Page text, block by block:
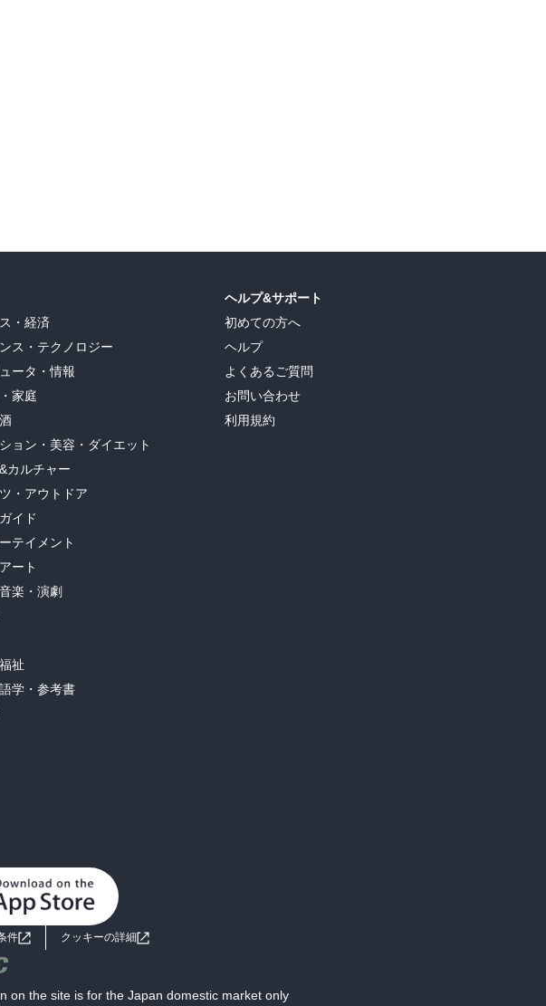
・経済
ス・テクノロジー
ータ・情報
家庭
ョン・美容・ダイエット
カルチャー
・アウトドア
イド
テイメント
ート
楽・演劇
祉
学・参考書
ヘルプ&サポート
初めての方へ
ヘルプ
よくあるご質問
お問い合わせ
利用規約
件 クッキーの詳細
on the site is for the Japan domestic market only